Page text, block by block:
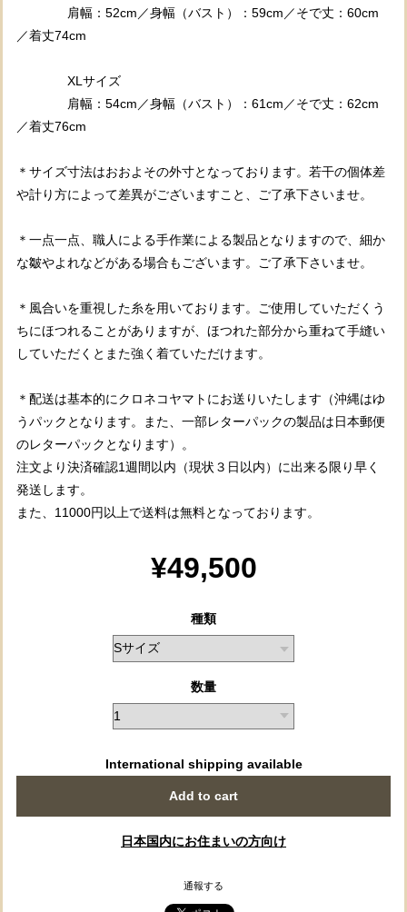
肩幅：52cm／身幅（バスト）：59cm／そで丈：60cm
／着丈74cm
XLサイズ
肩幅：54cm／身幅（バスト）：61cm／そで丈：62cm
／着丈76cm
＊サイズ寸法はおおよその外寸となっております。若干の個体差
や計り方によって差異がございますこと、ご了承下さいませ。
＊一点一点、職人による手作業による製品となりますので、細か
な皺やよれなどがある場合もございます。ご了承下さいませ。
＊風合いを重視した糸を用いております。ご使用していただくう
ちにほつれることがありますが、ほつれた部分から重ねて手縫い
していただくとまた強く着ていただけます。
＊配送は基本的にクロネコヤマトにお送りいたします（沖縄はゆ
うパックとなります。また、一部レターパックの製品は日本郵便
のレターパックとなります）。
注文より決済確認1週間以内（現状３日以内）に出来る限り早く
発送します。
また、11000円以上で送料は無料となっております。
¥49,500
種類
数量
International shipping available
Add to cart
日本国内にお住まいの方向け
通報する